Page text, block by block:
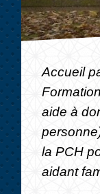
Accueil
Formation
aide à
la PCH
aidant